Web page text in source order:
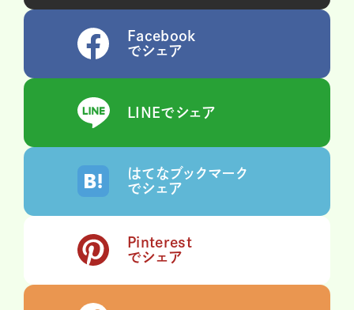
Facebook
でシェア
LINEでシェア
はてなブックマーク
でシェア
Pinterest
でシェア